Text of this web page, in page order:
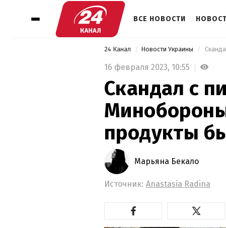
ВСЕ НОВОСТИ
24 Канал Новости Украины
16 февраля 2023, 10:55
Скандал с
продукты
Марьяна Бекало
Источник: Anastasia Radina